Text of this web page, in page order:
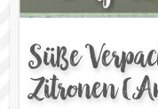
Süße
Zitronen